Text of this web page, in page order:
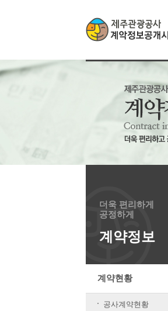
더욱 편리하게
공정하게
계약정보
계약현황
공사계약현황